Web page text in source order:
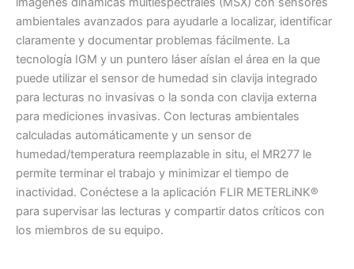
ambientales avanzados para ayudarle a localizar, identificar
claramente y documentar problemas fácilmente. La
tecnología IGM y un puntero láser aíslan el área en la que
puede utilizar el sensor de humedad sin clavija integrado
para lecturas no invasivas o la sonda con clavija externa
para mediciones invasivas. Con lecturas ambientales
calculadas automáticamente y un sensor de
humedad/temperatura reemplazable in situ, el MR277 le
permite terminar el trabajo y minimizar el tiempo de
inactividad. Conéctese a la aplicación FLIR METERLiNK®
para supervisar las lecturas y compartir datos críticos con
los miembros de su equipo.